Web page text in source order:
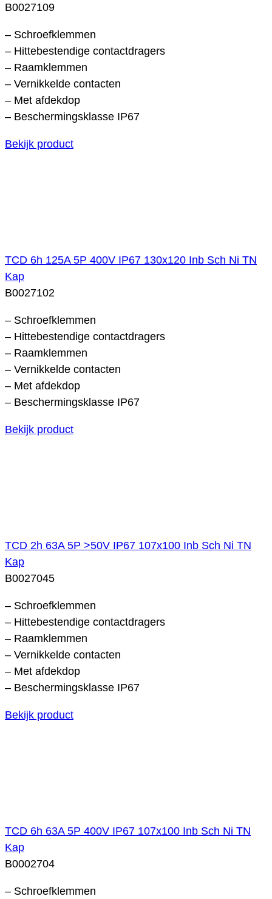
B0027109
– Schroefklemmen
– Hittebestendige contactdragers
– Raamklemmen
– Vernikkelde contacten
– Met afdekdop
– Beschermingsklasse IP67
Bekijk product
TCD 6h 125A 5P 400V IP67 130x120 Inb Sch Ni TN
Kap
B0027102
– Schroefklemmen
– Hittebestendige contactdragers
– Raamklemmen
– Vernikkelde contacten
– Met afdekdop
– Beschermingsklasse IP67
Bekijk product
TCD 2h 63A 5P >50V IP67 107x100 Inb Sch Ni TN
Kap
B0027045
– Schroefklemmen
– Hittebestendige contactdragers
– Raamklemmen
– Vernikkelde contacten
– Met afdekdop
– Beschermingsklasse IP67
Bekijk product
TCD 6h 63A 5P 400V IP67 107x100 Inb Sch Ni TN
Kap
B0002704
– Schroefklemmen